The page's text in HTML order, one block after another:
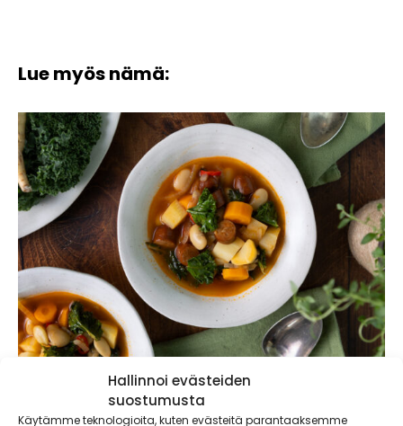
Hallinnoi evästeiden
suostumusta
Käytämme teknologioita, kuten evästeitä parantaaksemme
Lue myös nämä:
Chorizo-papukeitto – lämmittävä keitto
viileisiin iltoihin